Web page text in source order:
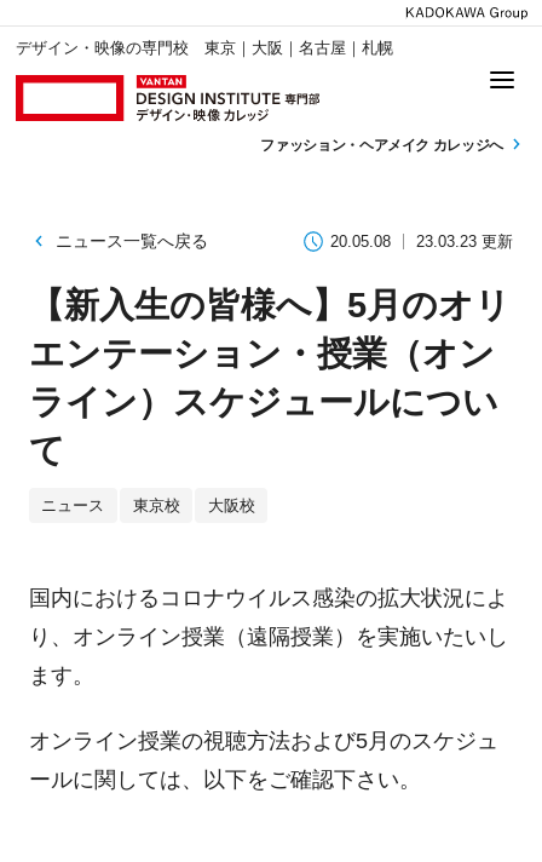
デザイン・映像の専門校 東京｜大阪｜名古屋｜札幌
ファッション・ ヘアメイク カレッジへ
ニュース一覧へ戻る 20.05.08 23.03.23 更新
【新入生の皆様へ】5月のオリ
エンテーション・授業（オン
ライン）スケジュールについ
て
ニュース 東京校 大阪校
国内におけるコロナウイルス感染の拡大状況によ
り、オンライン授業（遠隔授業）
を実施いたいし
ます。
オンライン授業の視聴方法および5月のスケジュ
ールに関しては、以下をご確認下さい。